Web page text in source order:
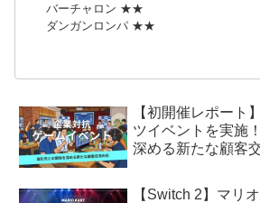
バーチャロン ★★
ダンガンロンパ ★★
【初開催レポート
ツイベントを実施
深める新たな顧客
【Switch 2】マリ